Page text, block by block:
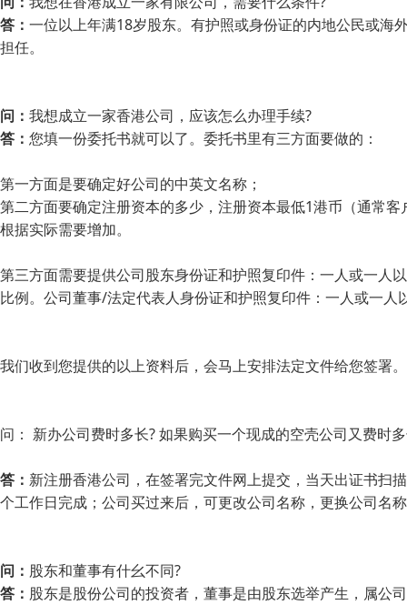
答： 一位以上年满18岁股东。有护照或身份证的内地公民或
担任。
问： 我想成立一家香港公司，应该怎么办理手续?
答： 您填一份委托书就可以了。委托书里有三方面要做的：
第一方面是要确定好公司的中英文名称；
第二方面要确定注册资本的多少，注册资本最低1港币（通常
根据实际需要增加。
第三方面需要提供公司股东身份证和护照复印件：一人或一人
比例。公司董事/法定代表人身份证和护照复印件：一人或一
我们收到您提供的以上资料后，会马上安排法定文件给您签署
问： 新办公司费时多长? 如果购买一个现成的空壳公司又费时
答： 新注册香港公司，在签署完文件网上提交，当天出证书扫
个工作日完成；公司买过来后，可更改公司名称，更换公司名
问： 股东和董事有什幺不同?
答： 股东是股份公司的投资者，董事是由股东选举产生，属公